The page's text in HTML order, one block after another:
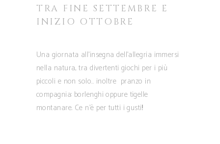
TRA FINE SETTEMBRE E
INIZIO OTTOBRE
Una giornata all’insegna dell’allegria immersi
nella natura, tra divertenti giochi per i più
piccoli e non solo… inoltre pranzo in
compagnia: borlenghi oppure tigelle
montanare. Ce n’è per tutti i gusti!!